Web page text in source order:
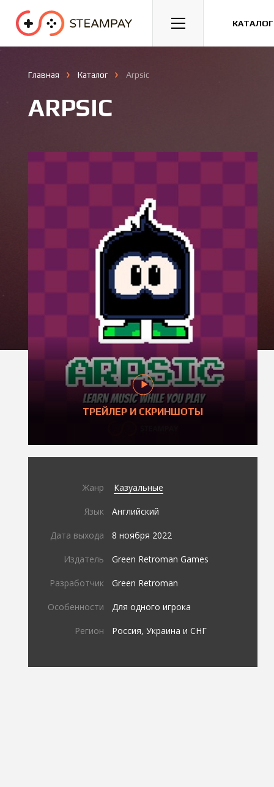
Спорт Гонки Казуальные
Главная Каталог Arpsic
ARPSIC
ТРЕЙЛЕР И СКРИНШОТЫ
Жанр Казуальные
Язык Английский
Дата выхода 8 ноября 2022
Издатель Green Retroman Games
Разработчик Green Retroman
Особенности Для одного игрока
Регион Россия, Украина и СНГ